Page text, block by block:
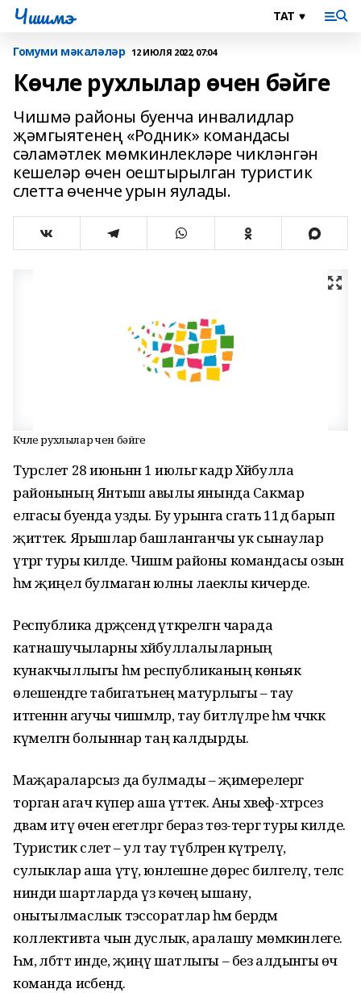
Чишмэ
Гомуми мәкаләләр 12 ИЮЛЯ 2022, 07:04
Көчле рухлылар өчен бәйге
Чишмә районы буенча инвалидлар
җәмгыятенең «Родник» командасы
сәламәтлек мөмкинлекләре чикләнгән
кешеләр өчен оештырылган туристик
слетта өченче урын яулады.
Көчле рухлылар өчен бәйге
Турслет 28 июньнән 1 июльгә кадәр Хәйбулла
районының Янтыш авылы янында Сакмар
елгасы буенда узды. Бу урынга сәгать 11дә барып
җиттек. Ярышлар башланганчы ук сынаулар
үтәргә туры килде. Чишмә районы командасы озын
һәм җиңел булмаган юлны лаеклы кичерде.
Республика дәрәҗәсендә үткәрелгән чарада
катнашучыларны хәйбуллалыларның
кунакчыллыгы һәм республиканың көньяк
өлешендәге табигатьнең матурлыгы – тау
итәгеннән агучы чишмәләр, тау битләүләре һәм чәчәккә
күмелгән болыннар таң калдырды.
Маҗараларсыз да булмады – җимерелергә
торган агач күпер аша үттек. Аны хәвеф-хәтәрсез
дәвам итү өчен егетләргә бераз төзә-тергә туры килде.
Туристик слет – ул тау түбәләренә күтәрелү,
сулыклар аша үтү, юнәлешне дөрес билгеләү, теләсә
нинди шартларда үз көчеңә ышану,
онытылмаслык тәэссоратлар һәм бердәм
коллективта чын дуслык, аралашу мөмкинлеге.
Һәм, әлбәттә инде, җиңү шатлыгы – без алдынгы өч
команда исәбендә.